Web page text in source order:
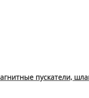
пускатели,